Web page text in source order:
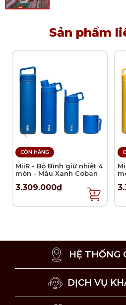
Maison Berger
Ngâm đầu đốt khoảng
dụng.
Thổi tắt lửa và đậy nắp
toả hương.
Sau 30 phút sử dụng
Sản phẩm
CÒN HÀNG
MiiR - Bộ Bình giữ nhiệt 4
món - Màu Xanh Coban
3.309.000₫
HỆ THỐNG
DỊCH VỤ